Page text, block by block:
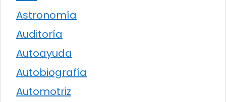
Astronomía
Auditoría
Autoayuda
Autobiografía
Automotriz